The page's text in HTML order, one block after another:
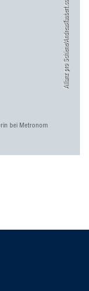
Allianz pro Schiene/AndreasTaubert.com
bei Metronom